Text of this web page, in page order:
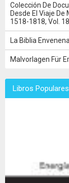
Colección De
Desde El Viaje
1518-1818, Vol. 18
La Biblia
Malvorlagen Für
Libros Populares